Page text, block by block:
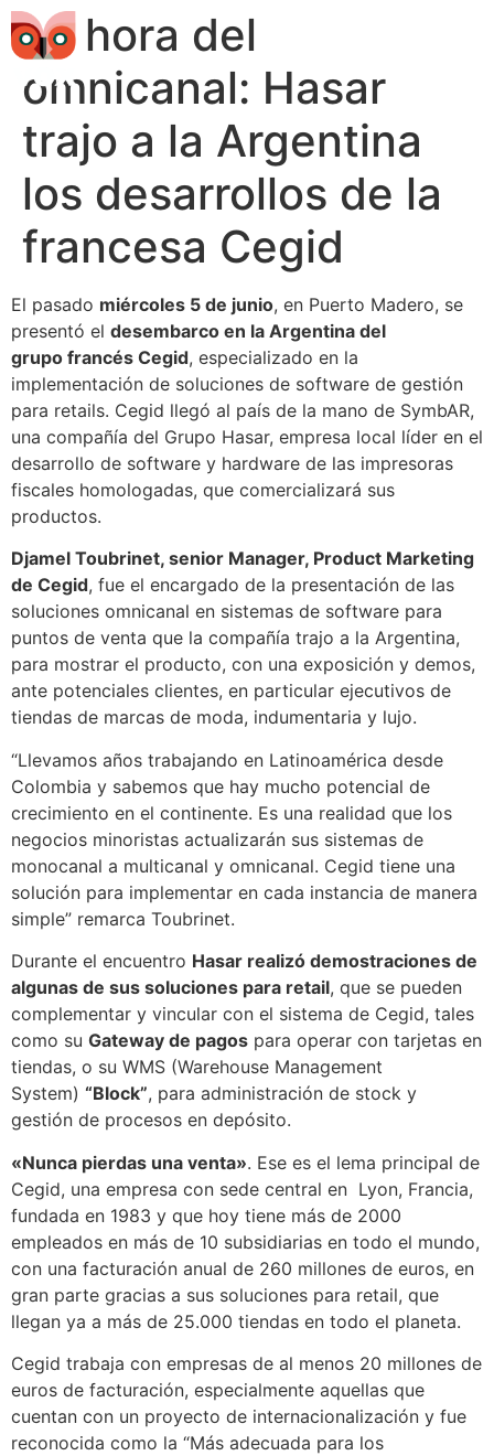
La hora del
omnicanal: Hasar
trajo a la Argentina
los desarrollos de la
francesa Cegid
El pasado miércoles 5 de junio, en Puerto Madero, se
presentó el desembarco en la Argentina del
grupo francés Cegid, especializado en la
implementación de soluciones de software de gestión
para retails. Cegid llegó al país de la mano de SymbAR,
una compañía del Grupo Hasar, empresa local líder en el
desarrollo de software y hardware de las impresoras
fiscales homologadas, que comercializará sus
productos.
Djamel Toubrinet, senior Manager, Product Marketing
de Cegid, fue el encargado de la presentación de las
soluciones omnicanal en sistemas de software para
puntos de venta que la compañía trajo a la Argentina,
para mostrar el producto, con una exposición y demos,
ante potenciales clientes, en particular ejecutivos de
tiendas de marcas de moda, indumentaria y lujo.
“Llevamos años trabajando en Latinoamérica desde
Colombia y sabemos que hay mucho potencial de
crecimiento en el continente. Es una realidad que los
negocios minoristas actualizarán sus sistemas de
monocanal a multicanal y omnicanal. Cegid tiene una
solución para implementar en cada instancia de manera
simple” remarca Toubrinet.
Durante el encuentro Hasar realizó demostraciones de
algunas de sus soluciones para retail, que se pueden
complementar y vincular con el sistema de Cegid, tales
como su Gateway de pagos para operar con tarjetas en
tiendas, o su WMS (Warehouse Management
System) “Block”, para administración de stock y
gestión de procesos en depósito.
«Nunca pierdas una venta». Ese es el lema principal de
Cegid, una empresa con sede central en Lyon, Francia,
fundada en 1983 y que hoy tiene más de 2000
empleados en más de 10 subsidiarias en todo el mundo,
con una facturación anual de 260 millones de euros, en
gran parte gracias a sus soluciones para retail, que
llegan ya a más de 25.000 tiendas en todo el planeta.
Cegid trabaja con empresas de al menos 20 millones de
euros de facturación, especialmente aquellas que
cuentan con un proyecto de internacionalización y fue
reconocida como la “Más adecuada para los